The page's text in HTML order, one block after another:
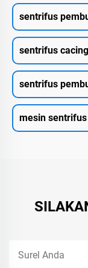
sentrifus
sentrifus
sentrifus
mesin